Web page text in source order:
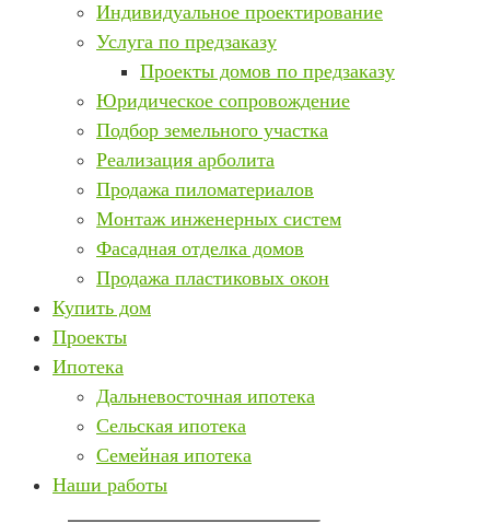
Индивидуальное проектирование
Услуга по предзаказу
Проекты домов по предзаказу
Юридическое сопровождение
Подбор земельного участка
Реализация арболита
Продажа пиломатериалов
Монтаж инженерных систем
Фасадная отделка домов
Продажа пластиковых окон
Купить дом
Проекты
Ипотека
Дальневосточная ипотека
Сельская ипотека
Семейная ипотека
Наши работы